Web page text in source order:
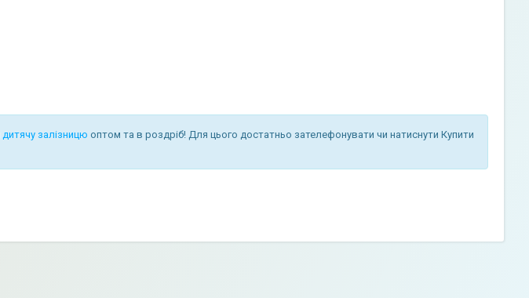
дитячу залізницю оптом та в роздріб! Для цього достатньо зателефонувати чи натиснути Купити